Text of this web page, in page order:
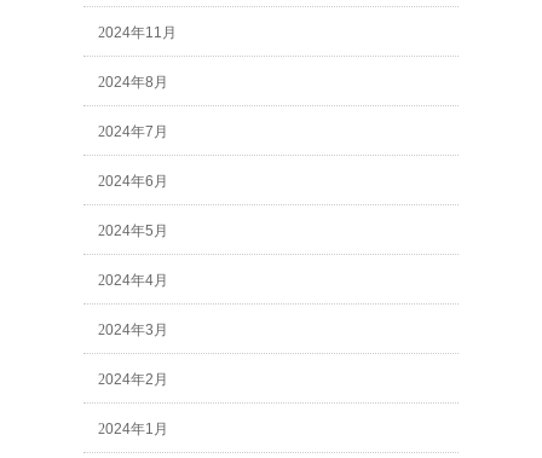
2024年11月
2024年8月
2024年7月
2024年6月
2024年5月
2024年4月
2024年3月
2024年2月
2024年1月